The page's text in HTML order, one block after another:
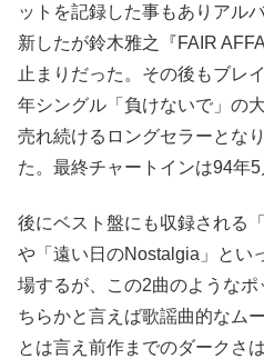
ットを記録した事もありアル
新したが鈴木雅之『FAIR
止まりだった。その後もブレ
年シングル「負けないで」の
売れ続けるロングセラーとなり
た。最終チャートインは94年5
後にベスト盤にも収録される
や「遠い日のNostalgia」とい
場するが、この2曲のような
ちらかと言えば歌謡曲的なム
とは言え前作までのダークさ